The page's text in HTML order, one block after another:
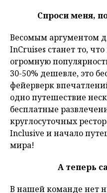
Спроси меня,
Весомым аргументом
InCruises станет то,
огромную
30-50% дешевле, это
фейерверк
одно путешествие
бесплатные
круглосуточных
Inclusive и начало
мира!
А теперь
В нашей команде нет